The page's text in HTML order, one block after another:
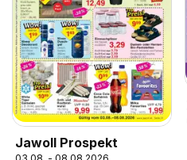
Jawoll Prospekt